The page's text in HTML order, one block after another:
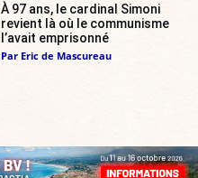
À 97 ans, le cardinal Simoni
revient là où le communisme
l’avait emprisonné
Par Eric de Mascureau